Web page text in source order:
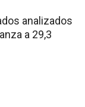
analizados
a 29,3